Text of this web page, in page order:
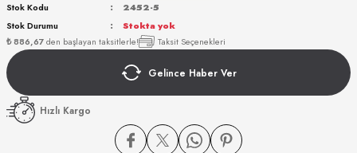
₺ 886,67den başlayan taksitlerle! Taksit Seçenekleri
Stok Kodu
2452-5
Stok Durumu
Stokta yok
Gelince Haber Ver
Hızlı Kargo